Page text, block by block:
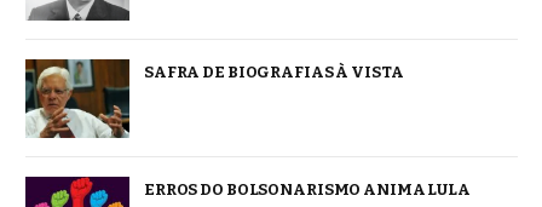
SAFRA DE BIOGRAFIAS À VISTA
ERROS DO BOLSONARISMO ANIMA LULA